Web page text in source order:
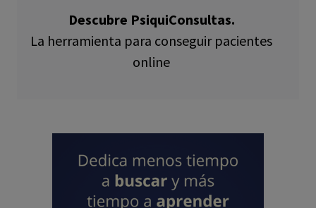
Descubre PsiquiConsultas.
La herramienta para conseguir pacientes
online